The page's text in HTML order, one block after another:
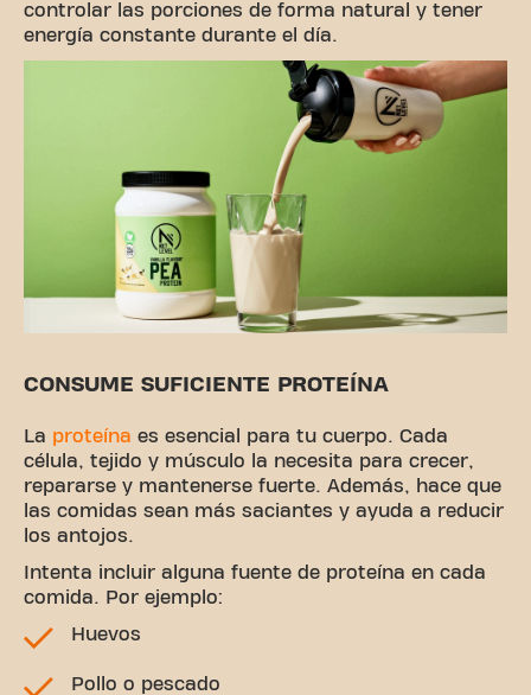
controlar las porciones de forma natural y tener
energía constante durante el día.
CONSUME SUFICIENTE PROTEÍNA
La proteína es esencial para tu cuerpo. Cada
célula, tejido y músculo la necesita para crecer,
repararse y mantenerse fuerte. Además, hace que
las comidas sean más saciantes y ayuda a reducir
los antojos.
Intenta incluir alguna fuente de proteína en cada
comida. Por ejemplo:
Huevos
Pollo o pescado